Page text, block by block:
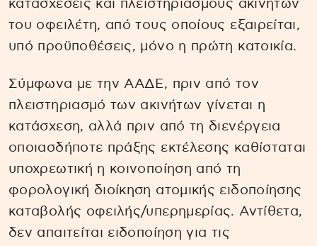
κατασχέσεις και πλειστηριασμούς ακινήτων
του οφειλέτη, από τους οποίους εξαιρείται,
υπό προϋποθέσεις, μόνο η πρώτη κατοικία.
Σύμφωνα με την ΑΑΔΕ, πριν από τον
πλειστηριασμό των ακινήτων γίνεται η
κατάσχεση, αλλά πριν από τη διενέργεια
οποιασδήποτε πράξης εκτέλεσης καθίσταται
υποχρεωτική η κοινοποίηση από τη
φορολογική διοίκηση ατομικής ειδοποίησης
καταβολής οφειλής/υπερημερίας. Αντίθετα,
δεν απαιτείται ειδοποίηση για τις